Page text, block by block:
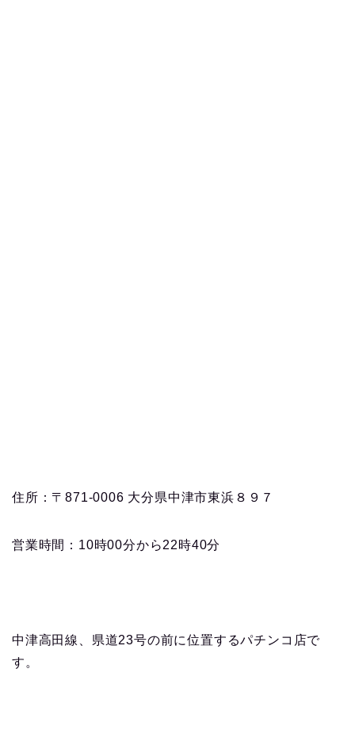
住所：〒871-0006 大分県中津市東浜８９７
営業時間：10時00分から22時40分
中津高田線、県道23号の前に位置するパチンコ店で
す。